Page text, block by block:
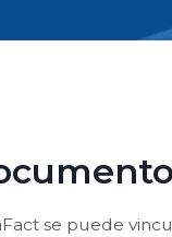
se puede